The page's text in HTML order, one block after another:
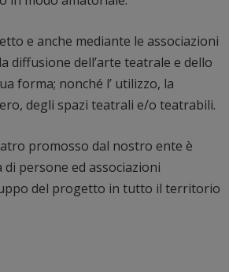
e anche mediante le associazioni
diffusione dell’arte teatrale e dello
forma; nonché l’ utilizzo, la
degli spazi teatrali e/o teatrabili.
promosso dal nostro ente è
persone ed associazioni
del progetto in tutto il territorio